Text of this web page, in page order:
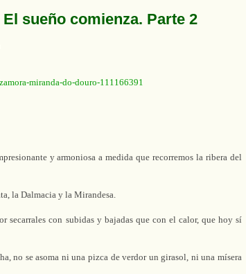
sueño comienza. Parte 2
miranda-do-douro-111166391
y armoniosa a medida que recorremos la ribera del
la Dalmacia y la Mirandesa.
secarrales con subidas y bajadas que con el calor, que hoy sí
no se asoma ni una pizca de verdor un girasol, ni una mísera